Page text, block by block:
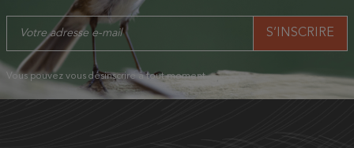
Vous pouvez vous désinscrire à tout moment.